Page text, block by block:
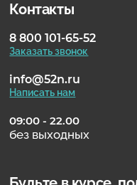
Контакты
8 800 101-65-52
Заказать звонок
info@52n.ru
Написать нам
09:00 - 22.00
без выходных